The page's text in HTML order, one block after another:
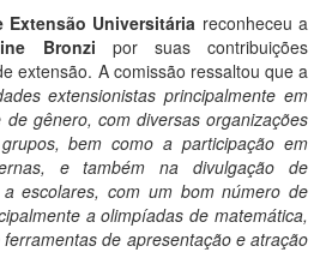
Extensão Universitária reconheceu a
Bronzi por suas contribuições
extensão. A comissão ressaltou que a
extensionistas principalmente em
gênero, com diversas organizações
bem como a participação em
e também na divulgação de
a escolares, com um bom número de
a olimpíadas de matemática,
de apresentação e atração